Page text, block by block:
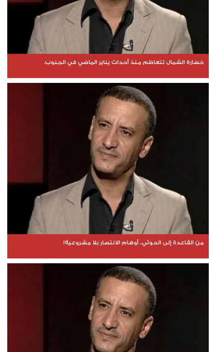
خسارة الشمال تتعاظم منذ أحداث يناير الماضي في الجنوب.
من القاعدة إلى الحوثي.. أوهام الانتصار بلا مشروعية!